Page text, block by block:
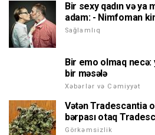
Bir sexy qadın və ya
adam: - Nimfoman
Sağlamlıq
Bir emo olmaq
bir məsələ
Xəbərlər və Cəmiyyət
Vətən Tradescantia
bərpası otaq
Görkəmsizlik